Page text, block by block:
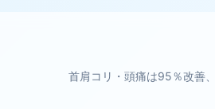
首肩コリ・頭痛は95％改善